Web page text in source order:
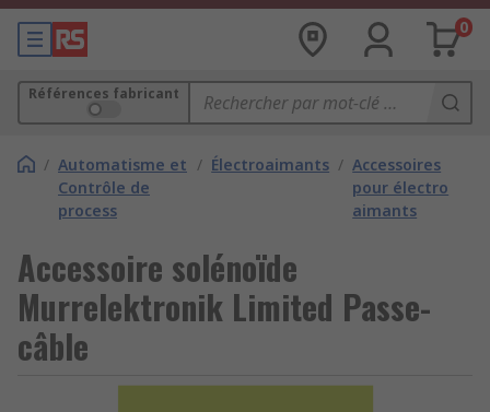
0
Références fabricant
/ Automatisme et
Contrôle de
process
/ Électroaimants / Accessoires
pour électro
aimants
Accessoire solénoïde
Murrelektronik Limited Passe-
câble